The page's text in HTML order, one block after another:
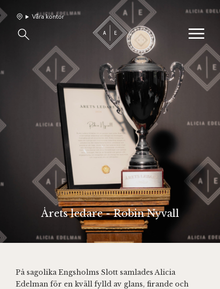
Våra hem
Sälj med oss
Bevakning
Franchise
Om oss
Vårt team
Jobba med oss
Våra kontor
Årets ledare - Robin Nyvall
På sagolika Engsholms Slott samlades Alicia
Edelman för en kväll fylld av glans, firande och